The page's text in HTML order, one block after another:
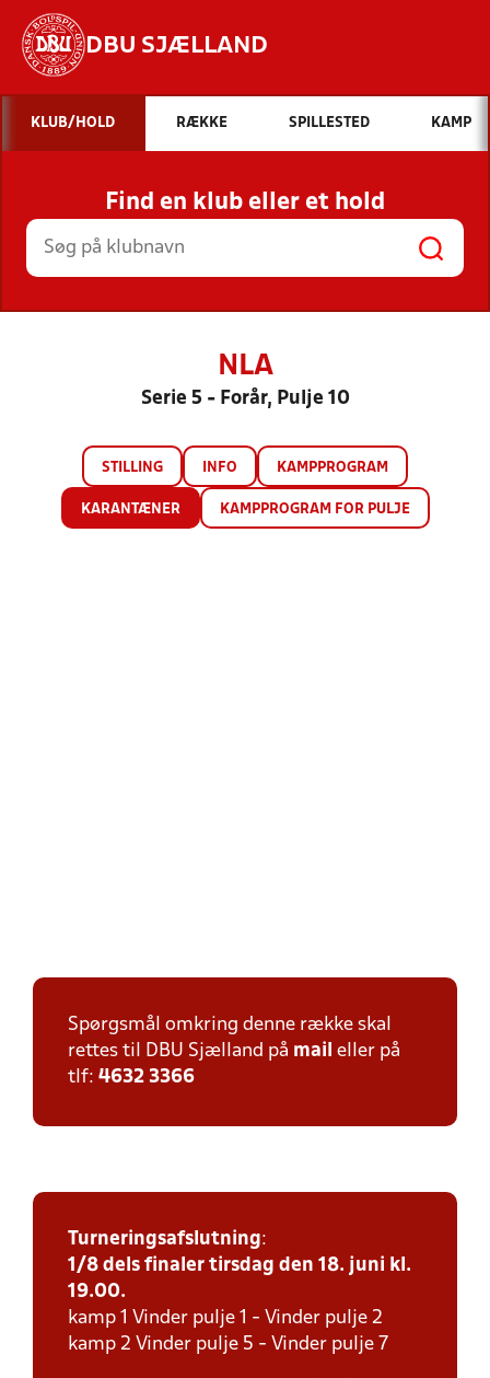
DBU SJÆLLAND
Hvad vil du søge efter?
INDHOLD OG NYHEDER
STILLINGER, RESULTATER, KLUBBER OG
HOLD
KLUB/HOLD RÆKKE SPILLESTED KAMP
Find en klub eller et hold
NLA
Serie 5 - Forår, Pulje 10
STILLING INFO KAMPPROGRAM
KARANTÆNER KAMPPROGRAM FOR PULJE
Spørgsmål omkring denne række skal
rettes til DBU Sjælland på mail eller på
tlf: 4632 3366
Turneringsafslutning:
1/8 dels finaler tirsdag den 18. juni kl.
19.00.
kamp 1 Vinder pulje 1 - Vinder pulje 2
kamp 2 Vinder pulje 5 - Vinder pulje 7